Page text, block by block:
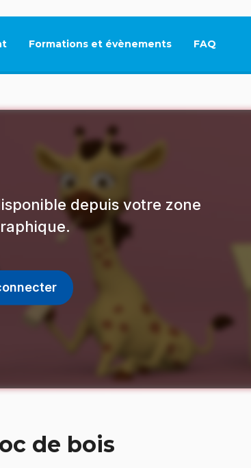
Formations et évènements FAQ
Ce lien
depuis votre zone
de bois